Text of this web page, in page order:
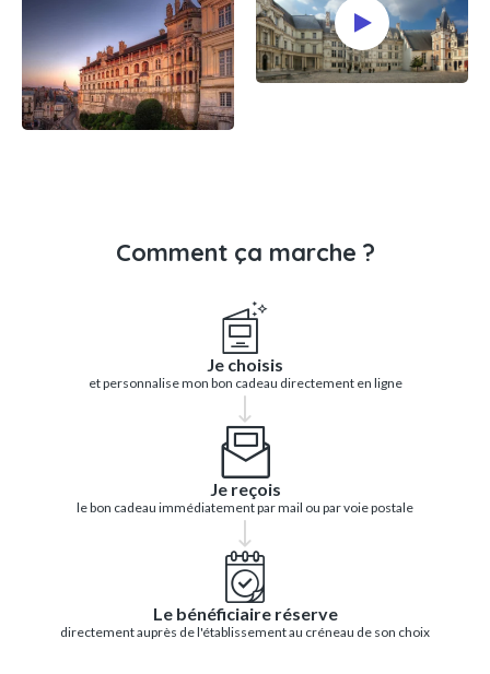
Comment ça marche ?
Je choisis
et personnalise mon bon cadeau directement en ligne
Je reçois
le bon cadeau immédiatement par mail ou par voie postale
Le bénéficiaire réserve
directement auprès de l'établissement au créneau de son choix